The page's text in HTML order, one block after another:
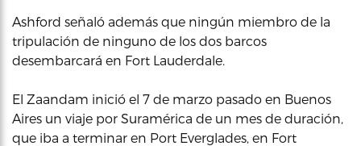
Ashford señaló además que ningún miembro de la
tripulación de ninguno de los dos barcos
desembarcará en Fort Lauderdale.
El Zaandam inició el 7 de marzo pasado en Buenos
Aires un viaje por Suramérica de un mes de duración,
que iba a terminar en Port Everglades, en Fort